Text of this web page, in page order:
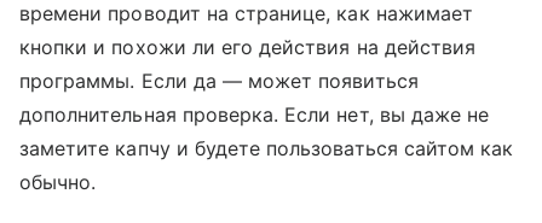
времени проводит на странице, как нажимает
кнопки и похожи ли его действия на действия
программы. Если да — может появиться
дополнительная проверка. Если нет, вы даже не
заметите капчу и будете пользоваться сайтом как
обычно.